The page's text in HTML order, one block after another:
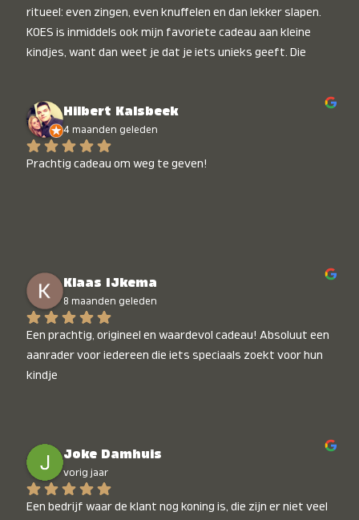
ritueel: even zingen, even knuffelen en dan lekker slapen.
KOES is inmiddels ook mijn favoriete cadeau aan kleine
kindjes, want dan weet je dat je iets unieks geeft. Die
Hilbert Kalsbeek
4 maanden geleden
Prachtig cadeau om weg te geven!
Klaas IJkema
8 maanden geleden
Een prachtig, origineel en waardevol cadeau! Absoluut een
aanrader voor iedereen die iets speciaals zoekt voor hun
kindje
Joke Damhuis
vorig jaar
Een bedrijf waar de klant nog koning is, die zijn er niet veel